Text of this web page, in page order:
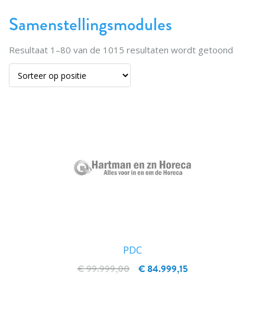
Samenstellingsmodules
Resultaat 1 –80 van de 1015 resultaten wordt getoond
PDC
€ 84.999,15
€ 99.999,00